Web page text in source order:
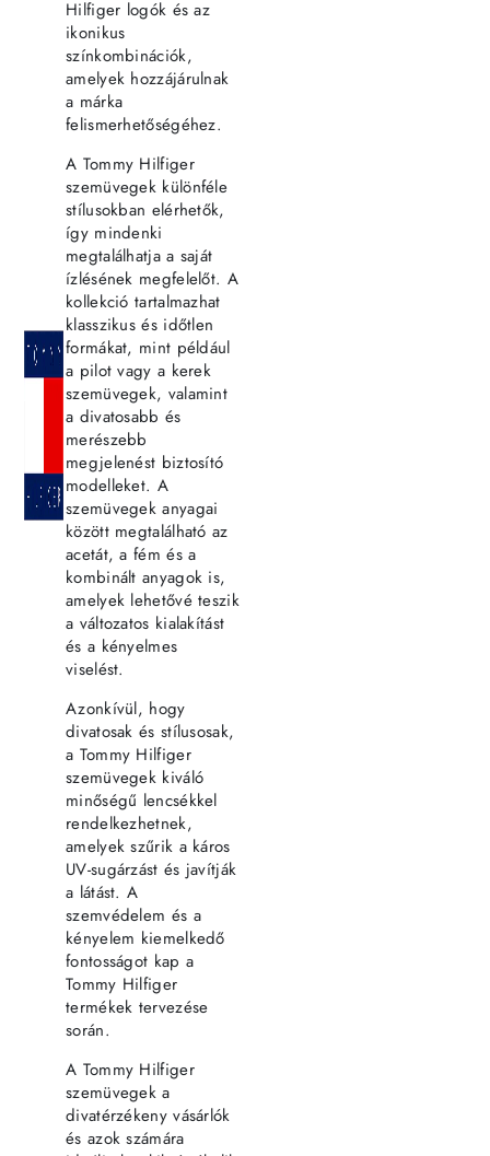
Hilfiger logók és az
ikonikus
színkombinációk,
amelyek hozzájárulnak
a márka
felismerhetőségéhez.
A Tommy Hilfiger
szemüvegek különféle
stílusokban elérhetők,
így mindenki
megtalálhatja a saját
ízlésének megfelelőt. A
kollekció tartalmazhat
klasszikus és időtlen
formákat, mint például
a pilot vagy a kerek
szemüvegek, valamint
a divatosabb és
merészebb
megjelenést biztosító
modelleket. A
szemüvegek anyagai
között megtalálható az
acetát, a fém és a
kombinált anyagok is,
amelyek lehetővé teszik
a változatos kialakítást
és a kényelmes
viselést.
Azonkívül, hogy
divatosak és stílusosak,
a Tommy Hilfiger
szemüvegek kiváló
minőségű lencsékkel
rendelkezhetnek,
amelyek szűrik a káros
UV-sugárzást és javítják
a látást. A
szemvédelem és a
kényelem kiemelkedő
fontosságot kap a
Tommy Hilfiger
termékek tervezése
során.
A Tommy Hilfiger
szemüvegek a
divatérzékeny vásárlók
és azok számára